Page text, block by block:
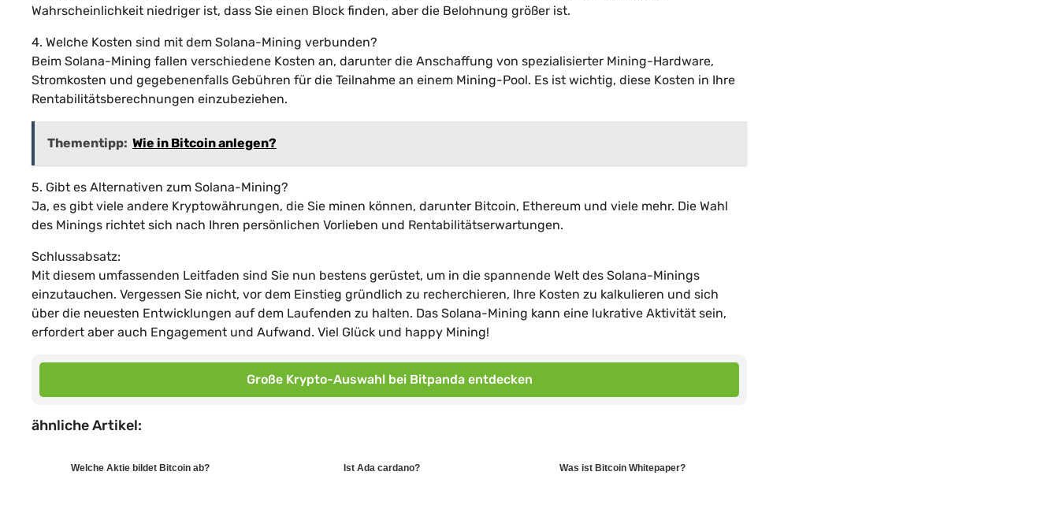
Wahrscheinlichkeit niedriger ist, dass Sie einen Block finden, aber die Belohnung größer ist.
4. Welche Kosten sind mit dem Solana-Mining verbunden?
Beim Solana-Mining fallen verschiedene Kosten an, darunter die Anschaffung von spezialisierter Mining-Hardware,
Stromkosten und gegebenenfalls Gebühren für die Teilnahme an einem Mining-Pool. Es ist wichtig, diese Kosten in Ihre
Rentabilitätsberechnungen einzubeziehen.
Thementipp: Wie in Bitcoin anlegen?
5. Gibt es Alternativen zum Solana-Mining?
Ja, es gibt viele andere Kryptowährungen, die Sie minen können, darunter Bitcoin, Ethereum und viele mehr. Die Wahl
des Minings richtet sich nach Ihren persönlichen Vorlieben und Rentabilitätserwartungen.
Schlussabsatz:
Mit diesem umfassenden Leitfaden sind Sie nun bestens gerüstet, um in die spannende Welt des Solana-Minings
einzutauchen. Vergessen Sie nicht, vor dem Einstieg gründlich zu recherchieren, Ihre Kosten zu kalkulieren und sich
über die neuesten Entwicklungen auf dem Laufenden zu halten. Das Solana-Mining kann eine lukrative Aktivität sein,
erfordert aber auch Engagement und Aufwand. Viel Glück und happy Mining!
Große Krypto-Auswahl bei Bitpanda entdecken
ähnliche Artikel:
Welche Aktie bildet Bitcoin ab? Ist Ada cardano? Was ist Bitcoin Whitepaper?